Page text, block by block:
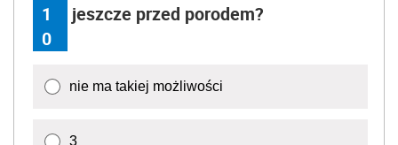
1
0
jeszcze przed porodem?
nie ma takiej możliwości
3